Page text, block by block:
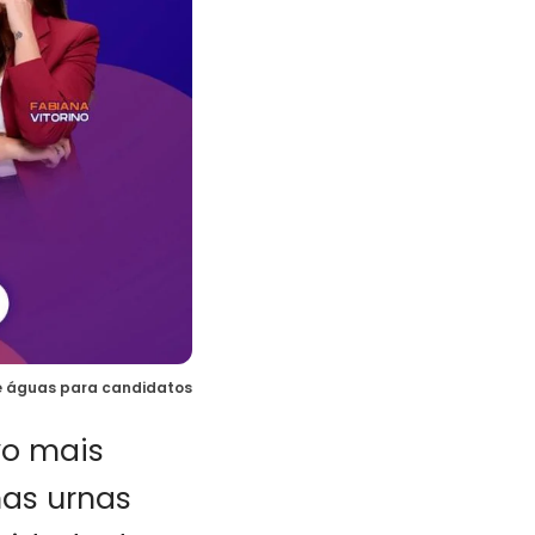
águas para candidatos
mais
urnas